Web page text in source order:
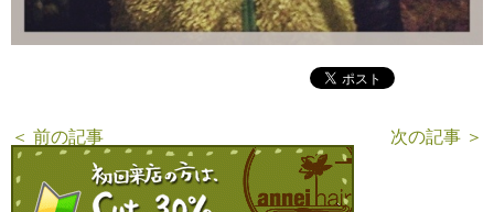
＜ 前の記事 次の記事 ＞